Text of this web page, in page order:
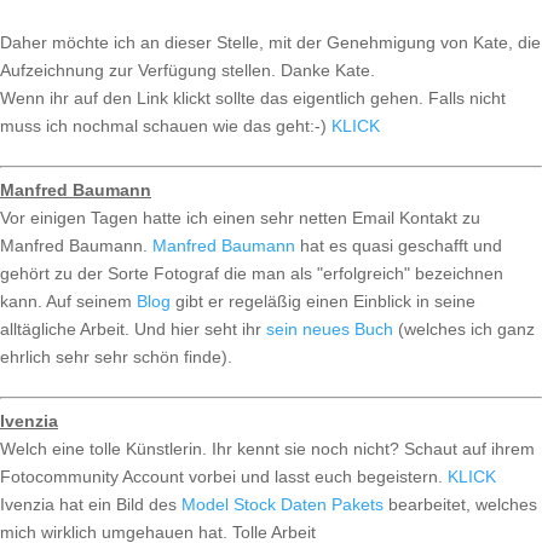
Daher möchte ich an dieser Stelle, mit der Genehmigung von Kate, die
Aufzeichnung zur Verfügung stellen. Danke Kate.
Wenn ihr auf den Link klickt sollte das eigentlich gehen. Falls nicht
muss ich nochmal schauen wie das geht:-) KLICK
Manfred Baumann
Vor einigen Tagen hatte ich einen sehr netten Email Kontakt zu
Manfred Baumann. Manfred Baumann hat es quasi geschafft und
gehört zu der Sorte Fotograf die man als "erfolgreich" bezeichnen
kann. Auf seinem Blog gibt er regeläßig einen Einblick in seine
alltägliche Arbeit. Und hier seht ihr sein neues Buch (welches ich ganz
ehrlich sehr sehr schön finde).
Ivenzia
Welch eine tolle Künstlerin. Ihr kennt sie noch nicht? Schaut auf ihrem
Fotocommunity Account vorbei und lasst euch begeistern. KLICK
Ivenzia hat ein Bild des Model Stock Daten Pakets bearbeitet, welches
mich wirklich umgehauen hat. Tolle Arbeit